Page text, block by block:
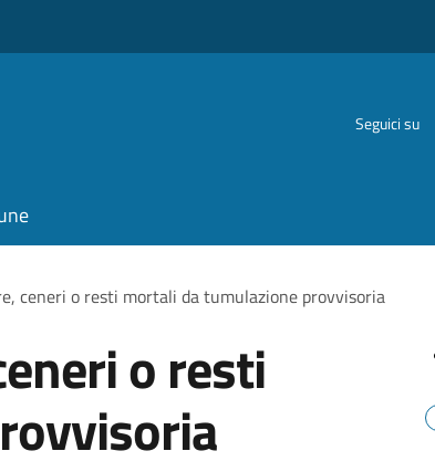
Seguici su
ceneri o resti mortali da tumulazione provvisoria
o resti